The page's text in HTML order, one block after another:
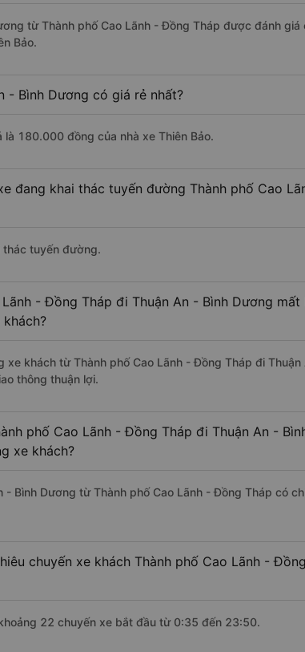
từ Thành phố Cao Lãnh - Đồng Tháp được đánh
Bảo.
- Bình Dương có giá rẻ nhất?
là 180.000 đồng của nhà xe Thiên Bảo.
đang khai thác tuyến đường Thành phố Cao
thác tuyến đường.
- Đồng Tháp đi Thuận An - Bình Dương mất
xe khách từ Thành phố Cao Lãnh - Đồng Tháp đi Thuận
thông thuận lợi.
phố Cao Lãnh - Đồng Tháp đi Thuận An -
xe khách?
- Bình Dương từ Thành phố Cao Lãnh - Đồng Tháp có
chuyến xe khách Thành phố Cao Lãnh -
22 chuyến xe bắt đầu từ 0:35 đến 23:50.